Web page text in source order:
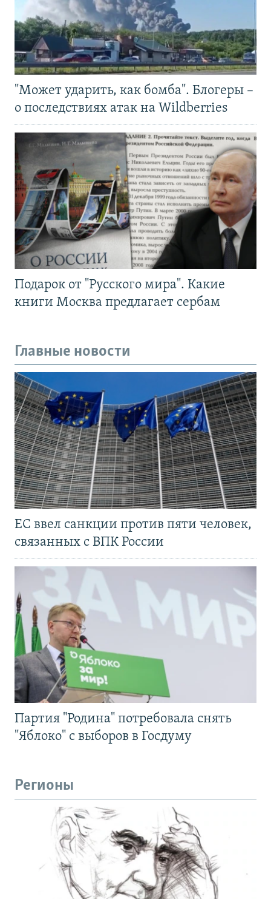
"Может ударить, как бомба". Блогеры –
о последствиях атак на Wildberries
Подарок от "Русского мира". Какие
книги Москва предлагает сербам
Главные новости
ЕС ввел санкции против пяти человек,
связанных с ВПК России
Партия "Родина" потребовала снять
"Яблоко" с выборов в Госдуму
Регионы